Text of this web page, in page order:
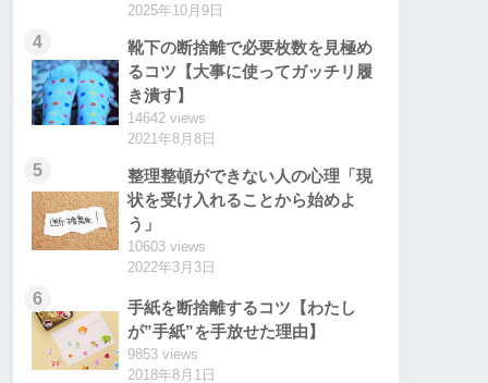
2025年10月9日
4
靴下の断捨離で必要枚数を見極め
るコツ【大事に使ってガッチリ履
き潰す】
14642 views
2021年8月8日
5
整理整頓ができない人の心理「現
状を受け入れることから始めよ
う」
10603 views
2022年3月3日
6
手紙を断捨離するコツ【わたし
が”手紙”を手放せた理由】
9853 views
2018年8月1日